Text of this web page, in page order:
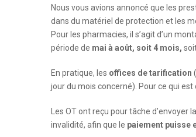
Nous vous avions annoncé que les
dans du matériel de protection et les
Pour les pharmacies, il s’agit d’un
période de mai à août, soit 4 mois,
En pratique, les offices de tarification
jour du mois concerné). Pour ce qui
Les OT ont reçu pour tâche
invalidité, afin que le paiement puisse